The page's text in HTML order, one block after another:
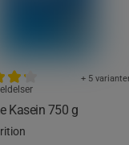
Kasein 750 g
+ 5